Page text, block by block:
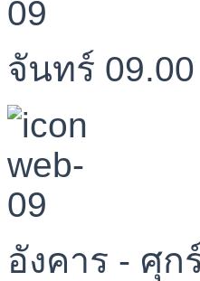
จันทร์
อังคาร - ศุก